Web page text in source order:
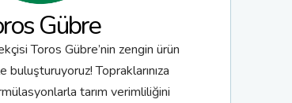
Gübre
Toros Gübre’nin zengin ürün
buluşturuyoruz! Topraklarınıza
tarım verimliliğini